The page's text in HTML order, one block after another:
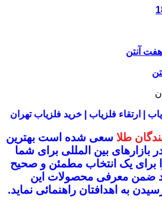
| ارتقاء فلزیاب | خرید فلزیاب تهران
طلا سعی شده است بهترین
بازار‌های بین المللی برای شما
برای یک انتخاب مطمئن و صحیح
ضمن معرفی محصولات این
به اهدافتان راهنمائی نماید.